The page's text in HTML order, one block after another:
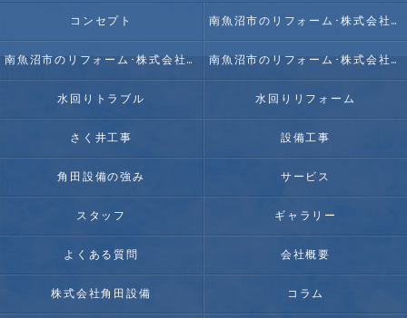
コンセプト 南魚沼市のリフォーム･株式会社角田設備の口コミ情報
南魚沼市のリフォーム･株式会社角田設備の評判 南魚沼市のリフォーム･株式会社角田設備のお客様の声
水回りトラブル 水回りリフォーム
さく井工事 設備工事
角田設備の強み サービス
スタッフ ギャラリー
よくある質問 会社概要
株式会社角田設備 コラム